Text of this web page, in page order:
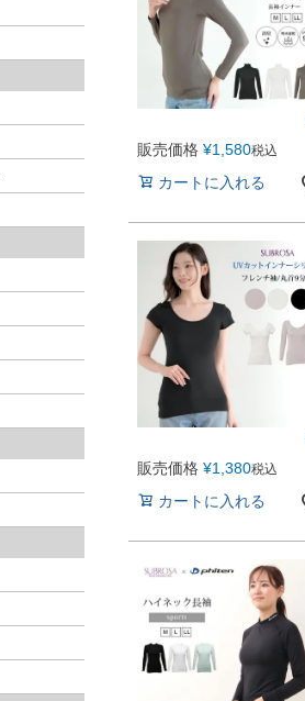
販売価格 ¥1,580税込
カートに入れる
販売価格 ¥1,380税込
カートに入れる